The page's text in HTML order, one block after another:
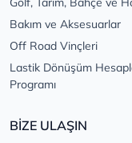
Bakım ve Aksesuarlar
Off Road Vinçleri
Lastik Dönüşüm
Programı
BİZE ULAŞIN